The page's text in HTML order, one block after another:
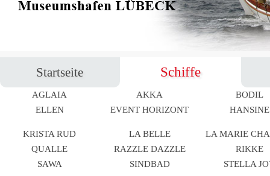
Navigation
überspringen
Startseite Schiffe
Navigation
überspringen
AGLAIA AKKA
BODIL
ELLEN
EVENT HORIZONT HANSINE
KRISTA RUD LA BELLE
LA MARIE
QUALLE
RAZZLE DAZZLE
RIKKE
SAWA
SINDBAD
STELLA